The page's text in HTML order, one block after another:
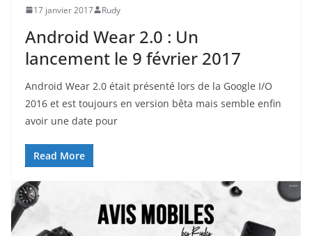
17 janvier 2017 Rudy
Android Wear 2.0 : Un
lancement le 9 février 2017
Android Wear 2.0 était présenté lors de la Google I/O
2016 et est toujours en version bêta mais semble enfin
avoir une date pour
Read More